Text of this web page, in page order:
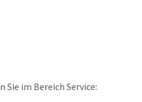
Sie im Bereich Service: